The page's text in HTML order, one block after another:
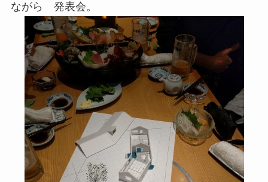
ながら 発表会。